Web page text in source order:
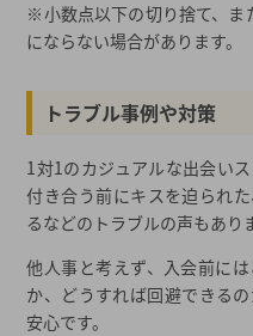
※小数点以下の切り捨て、ま
にならない場合があります。
トラブル事例や対策
1対1のカジュアルな出会い
付き合う前にキスを迫られ
るなどのトラブルの声もあり
他人事と考えず、入会前に
か、どうすれば回避できる
安心です。